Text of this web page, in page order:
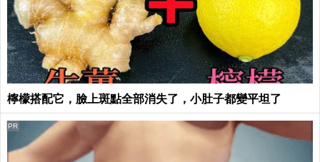
檸檬搭配它，臉上斑點全部消失了，小肚子都變平坦了
PR